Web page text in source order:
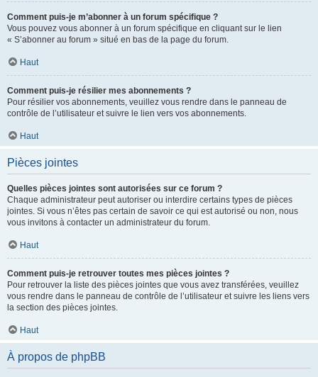
Comment puis-je m’abonner à un forum spécifique ?
Vous pouvez vous abonner à un forum spécifique en cliquant sur le lien
« S’abonner au forum » situé en bas de la page du forum.
Haut
Comment puis-je résilier mes abonnements ?
Pour résilier vos abonnements, veuillez vous rendre dans le panneau de
contrôle de l’utilisateur et suivre le lien vers vos abonnements.
Haut
Pièces jointes
Quelles pièces jointes sont autorisées sur ce forum ?
Chaque administrateur peut autoriser ou interdire certains types de pièces
jointes. Si vous n’êtes pas certain de savoir ce qui est autorisé ou non, nous
vous invitons à contacter un administrateur du forum.
Haut
Comment puis-je retrouver toutes mes pièces jointes ?
Pour retrouver la liste des pièces jointes que vous avez transférées, veuillez
vous rendre dans le panneau de contrôle de l’utilisateur et suivre les liens vers
la section des pièces jointes.
Haut
À propos de phpBB